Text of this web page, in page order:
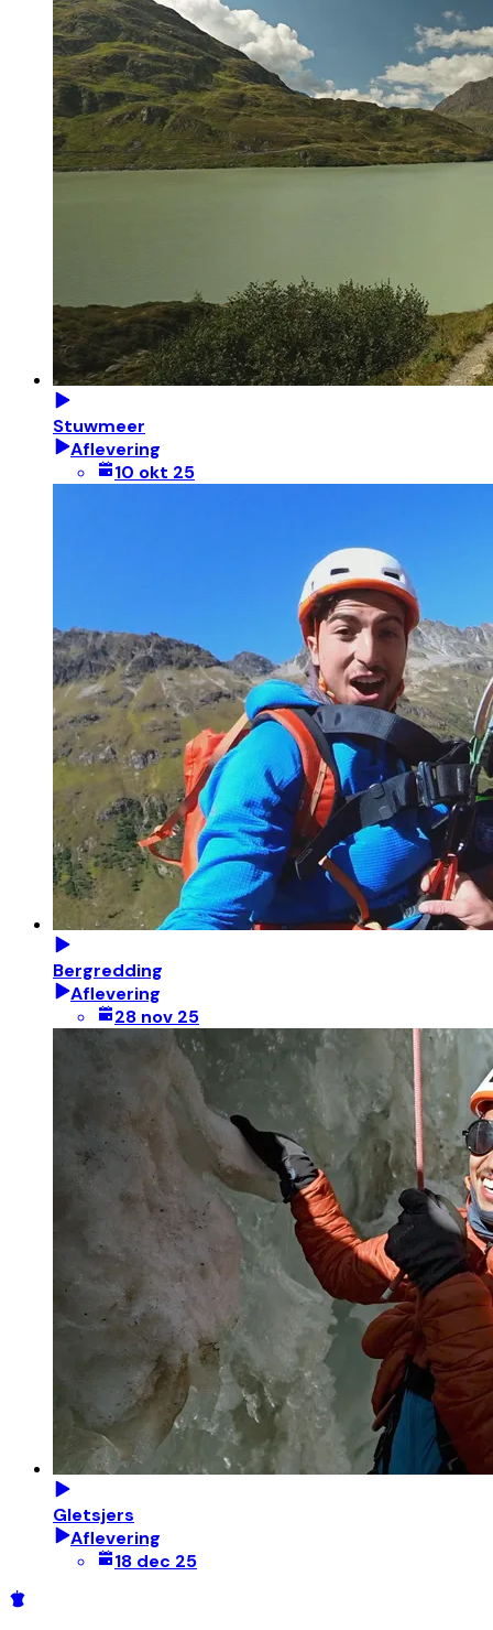
Stuwmeer
Aflevering
10 okt 25
Bergredding
Aflevering
28 nov 25
Gletsjers
Aflevering
18 dec 25